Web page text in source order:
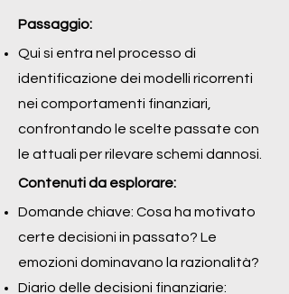
Passaggio:
Qui si entra nel processo di
identificazione dei modelli ricorrenti
nei comportamenti finanziari,
confrontando le scelte passate con
le attuali per rilevare schemi dannosi.
Contenuti da esplorare:
Domande chiave: Cosa ha motivato
certe decisioni in passato? Le
emozioni dominavano la razionalità?
Diario delle decisioni finanziarie: